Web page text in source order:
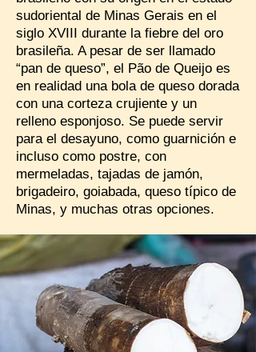
sudoriental de Minas Gerais en el
siglo XVIII durante la fiebre del oro
brasileña. A pesar de ser llamado
“pan de queso”, el Pão de Queijo es
en realidad una bola de queso dorada
con una corteza crujiente y un
relleno esponjoso. Se puede servir
para el desayuno, como guarnición e
incluso como postre, con
mermeladas, tajadas de jamón,
brigadeiro, goiabada, queso típico de
Minas, y muchas otras opciones.